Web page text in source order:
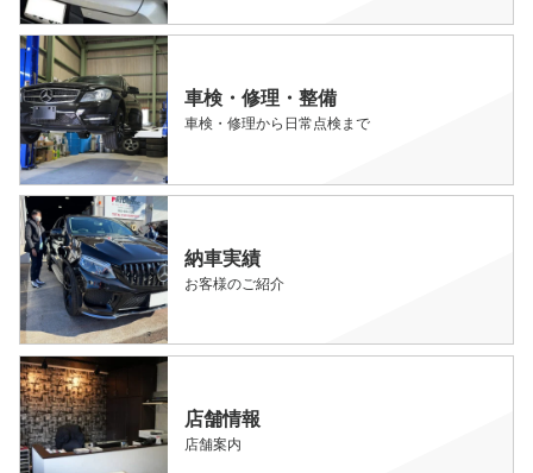
車検・修理・整備
車検・修理から日常点検まで
納車実績
お客様のご紹介
店舗情報
店舗案内